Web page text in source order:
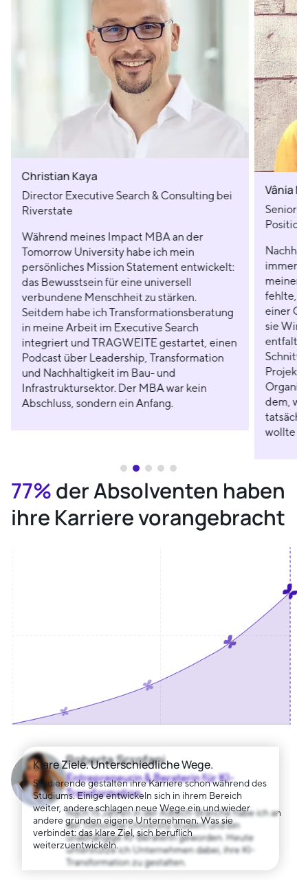
Christian Kaya
Director Executive Search & Consulting bei
Riverstate
Während meines Impact MBA an der
Tomorrow University habe ich mein
persönliches Mission Statement entwickelt:
das Bewusstsein für eine universell
verbundene Menschheit zu stärken.
Seitdem habe ich Transformationsberatung
in meine Arbeit im Executive Search
integriert und TRAGWEITE gestartet, einen
Podcast über Leadership, Transformation
und Nachhaltigkeit im Bau- und
Infrastruktursektor. Der MBA war kein
Abschluss, sondern ein Anfang.
Vânia
Senior
Position
immer
meinen
fehlte,
einer
sie
dem,
wollte
77%der Absolventen haben
ihre Karriere vorangebracht
Klare Ziele. Unterschiedliche Wege.
Studierende gestalten ihre Karriere schon während des
Studiums. Einige entwickeln sich in ihrem Bereich
weiter, andere schlagen neue Wege ein und wieder
andere gründen eigene Unternehmen. Was sie
verbindet: das klare Ziel, sich beruflich
weiterzuentwickeln.
Roberta Scrofani
Entrepreneurin & Beraterin für KI-
Transformation
Nach 15 Jahren in der Adtech-Branche habe ich an
der Tomorrow University studiert und bin
unabhängige KI-Beraterin geworden. Heute
unterstütze ich Unternehmen dabei, ihre KI-
Transformation zu gestalten.